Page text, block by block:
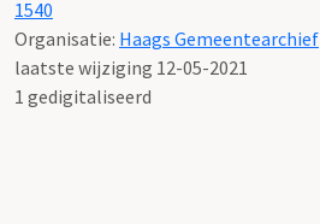
1540
Organisatie: Haags Gemeentearchief
laatste wijziging 12-05-2021
1 gedigitaliseerd